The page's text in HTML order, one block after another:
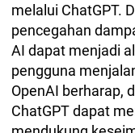
melalui ChatGPT.
pencegahan
AI dapat menjadi
pengguna
OpenAI berharap,
ChatGPT dapat